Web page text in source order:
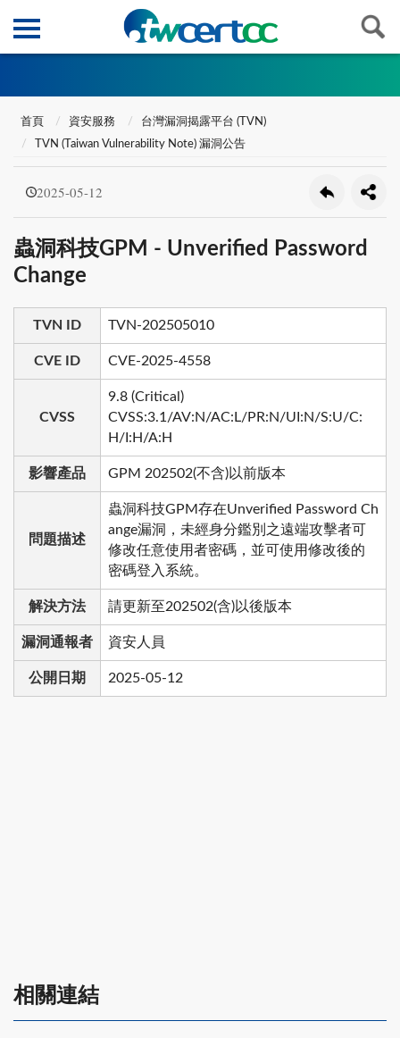
首頁 資安服務
台灣漏洞揭露平台 (TVN)
TVN (Taiwan Vulnerability Note) 漏洞公告
2025-05-12
蟲洞科技GPM - Unverified Password
Change
TVN ID TVN-202505010
CVE ID CVE-2025-4558
CVSS
9.8 (Critical)
CVSS:3.1/AV:N/AC:L/PR:N/UI:N/S:U/C:
H/I:H/A:H
影響產品 GPM 202502(不含)以前版本
問題描述
蟲洞科技GPM存在Unverified Password Ch
ange漏洞，未經身分鑑別之遠端攻擊者可
修改任意使用者密碼，並可使用修改後的
密碼登入系統。
解決方法 請更新至202502(含)以後版本
漏洞通報者 資安人員
公開日期 2025-05-12
相關連結